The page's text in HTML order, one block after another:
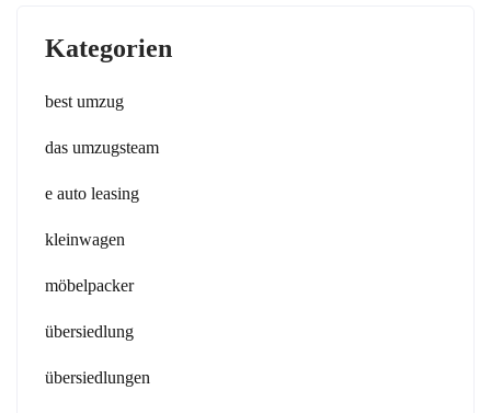
Kategorien
best umzug
das umzugsteam
e auto leasing
kleinwagen
möbelpacker
übersiedlung
übersiedlungen